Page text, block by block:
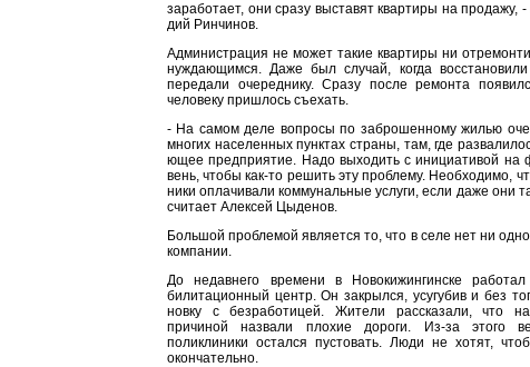
заработает, они сразу выставят квар­тиры на продажу,
дий Ринчинов.
Администрация не может такие квартиры ни
нуждающимся. Даже был случай, когда
передали очереднику. Сразу после ре­монта
чело­веку пришлось съехать.
- На самом деле вопросы по забро­шенному жилью
многих населенных пунктах страны, там, где
ющее предприятие. Надо выходить с инициативой
вень, чтобы как-то решить эту пробле­му. Необходимо,
ники оплачивали коммунальные услуги, если даже они
считает Алексей Цыденов.
Большой проблемой является то, что в селе нет ни
компании.
До недавнего времени в Новоки­жингинске
билитационный центр. Он закрылся, усугубив и без
новку с безработицей. Жители расска­зали, что
причиной назвали плохие дороги. Из-за этого
поликлиники остал­ся пустовать. Люди не хотят,
окончательно.